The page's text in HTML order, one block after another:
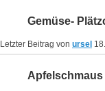
Gemüse-
Letzter Beitrag von ursel